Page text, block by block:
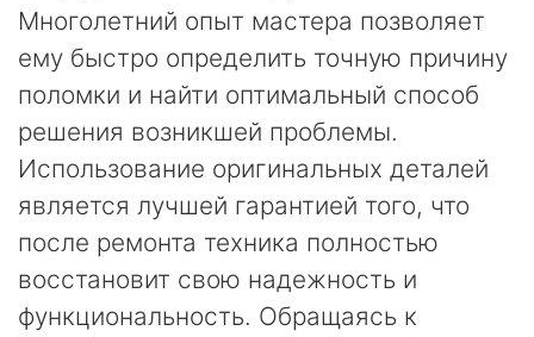
Многолетний опыт мастера позволяет
ему быстро определить точную причину
поломки и найти оптимальный способ
решения возникшей проблемы.
Использование оригинальных деталей
является лучшей гарантией того, что
после ремонта техника полностью
восстановит свою надежность и
функциональность. Обращаясь к